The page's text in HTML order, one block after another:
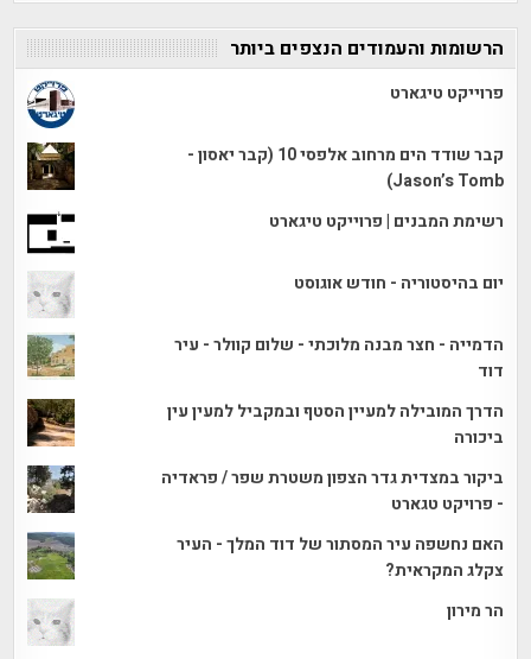
הרשומות והעמודים הנצפים ביותר
פרוייקט טיגארט
קבר שודד הים מרחוב אלפסי 10 (קבר יאסון -
Jason’s Tomb)
רשימת המבנים | פרוייקט טיגארט
יום בהיסטוריה - חודש אוגוסט
הדמייה - חצר מבנה מלוכתי - שלום קוולר - עיר
דוד
הדרך המובילה למעיין הסטף ובמקביל למעין עין
ביכורה
ביקור במצדית גדר הצפון משטרת שפר / פראדיה
- פרויקט טגארט
האם נחשפה עיר המסתור של דוד המלך - העיר
צקלג המקראית?
הר מירון